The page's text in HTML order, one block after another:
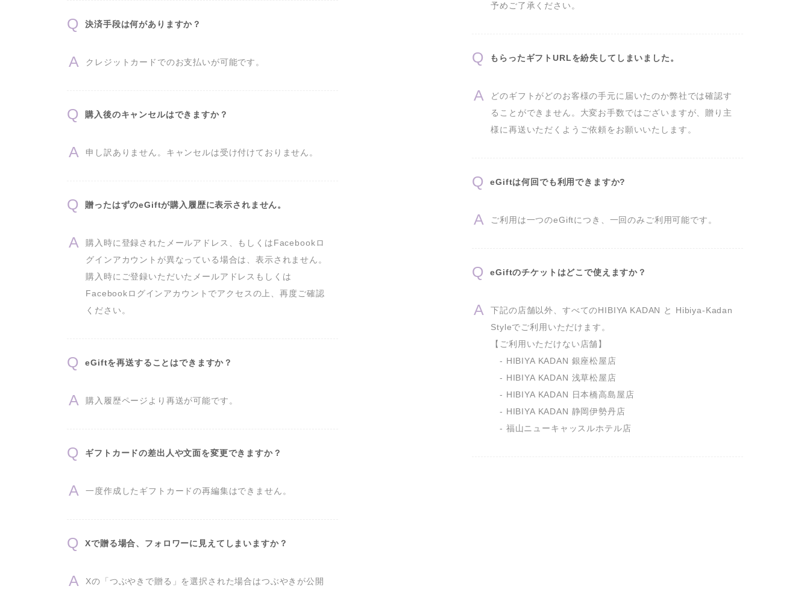
決済手段は何がありますか？
クレジットカードでのお支払いが可能です。
購入後のキャンセルはできますか？
申し訳ありません。キャンセルは受け付けておりません。
贈ったはずのeGiftが購入履歴に表示されません。
購入時に登録されたメールアドレス、もしくはFacebookロ
グインアカウントが異なっている場合は、表示されません。
購入時にご登録いただいたメールアドレスもしくは
Facebookログインアカウントでアクセスの上、再度ご確認
ください。
eGiftを再送することはできますか？
購入履歴ページより再送が可能です。
ギフトカードの差出人や文面を変更できますか？
一度作成したギフトカードの再編集はできません。
Xで贈る場合、フォロワーに見えてしまいますか？
Xの「つぶやきで贈る」を選択された場合はつぶやきが公開
予めご了承ください。
もらったギフトURLを紛失してしまいました。
どのギフトがどのお客様の手元に届いたのか弊社では確認す
ることができません。大変お手数ではございますが、贈り主
様に再送いただくようご依頼をお願いいたします。
eGiftは何回でも利用できますか?
ご利用は一つのeGiftにつき、一回のみご利用可能です。
eGiftのチケットはどこで使えますか？
下記の店舗以外、すべてのHIBIYA KADAN と Hibiya-Kadan
Styleでご利用いただけます。
【ご利用いただけない店舗】
- HIBIYA KADAN 銀座松屋店
- HIBIYA KADAN 浅草松屋店
- HIBIYA KADAN 日本橋高島屋店
- HIBIYA KADAN 静岡伊勢丹店
- 福山ニューキャッスルホテル店